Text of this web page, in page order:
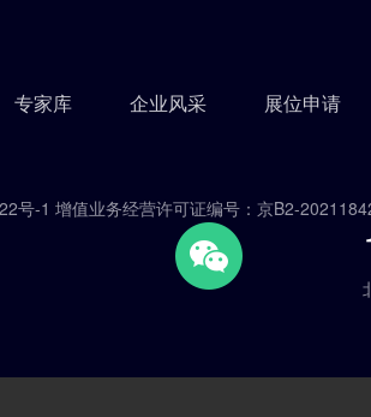
专家库 企业风采 展位申请
号-1 增值业务经营许可证编号：京B2-